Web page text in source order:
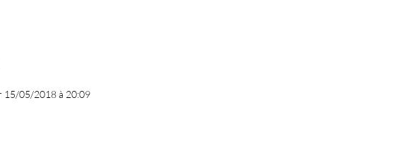
15/05/2018 à 20:09